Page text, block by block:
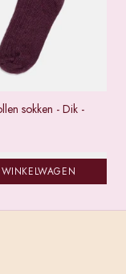
sokken - Dik -